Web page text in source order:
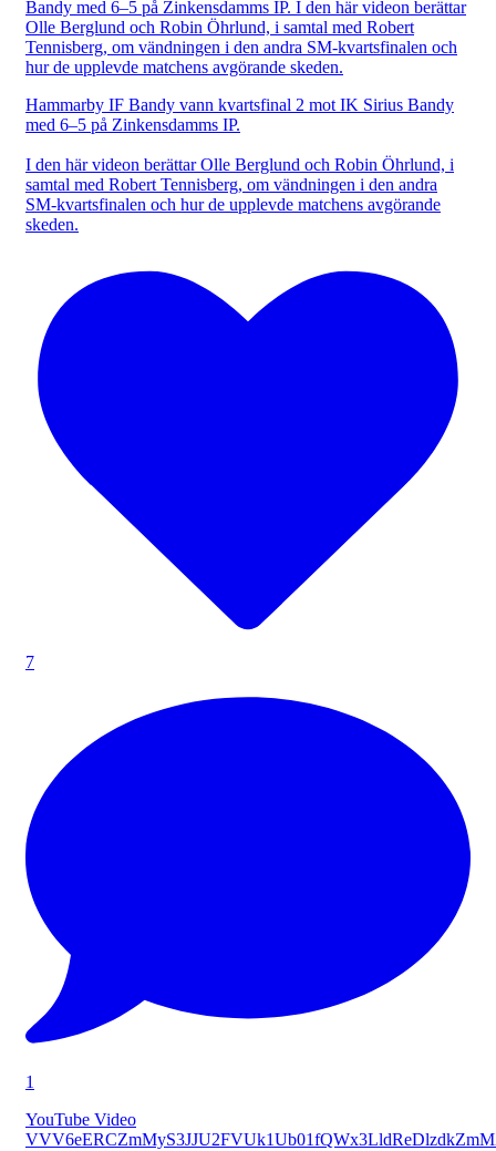
Hammarby IF Bandy vann kvartsfinal 2 mot IK Sirius Bandy
med 6–5 på Zinkensdamms IP.
I den här videon berättar Olle Berglund och Robin Öhrlund, i
samtal med Robert Tennisberg, om vändningen i den andra
SM-kvartsfinalen och hur de upplevde matchens avgörande
skeden.
7
1
YouTube Video